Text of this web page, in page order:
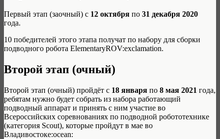
Первый этап (заочный) с 12 октября по 31 декабря 2020
года.
10 победителей этого этапа получат по набору для сборки
подводного робота ElementaryROV:exclamation.
Второй этап (очный)
Второй этап (очный) пройдёт с 18 января по 8 мая 2021 года,
ребятам нужно будет собрать из набора работающий
подводный аппарат и принять с ним участие во
Всероссийских соревнованиях по подводной робототехнике
(категория Scout), которые пройдут в мае во
Владивостоке:ocean: